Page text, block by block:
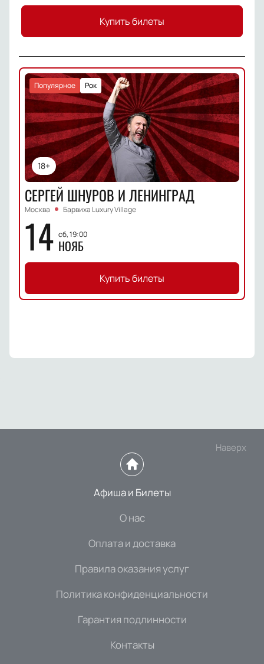
Купить билеты
18+
Рок
Популярное
СЕРГЕЙ ШНУРОВ И ЛЕНИНГРАД
Москва Барвиха Luxury Village
14 сб, 19:00
НОЯБ
Купить билеты
Наверх
Афиша и Билеты
О нас
Оплата и доставка
Правила оказания услуг
Политика конфиденциальности
Гарантия подлинности
Контакты